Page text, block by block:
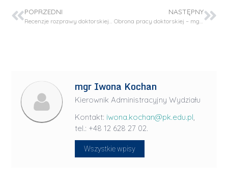
POPRZEDNI
Recenzje rozprawy doktorskiej – mgr inż. Barbara Tarko
NASTĘPNY
Obrona pracy doktorskiej – mgr inż. Wiktor Kasprzyk
mgr Iwona Kochan
Kierownik Administracyjny Wydziału
Kontakt: iwona.kochan@pk.edu.pl,
tel.: +48 12 628 27 02.
Wszystkie wpisy